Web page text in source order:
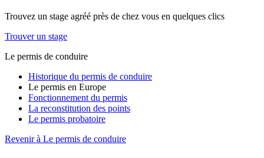
Trouvez un stage agréé près de chez vous en quelques clics
Trouver un stage
Le permis de conduire
Historique du permis de conduire
Le permis en Europe
Fonctionnement du permis
La reconstitution des points
Le permis probatoire
Revenir à Le permis de conduire